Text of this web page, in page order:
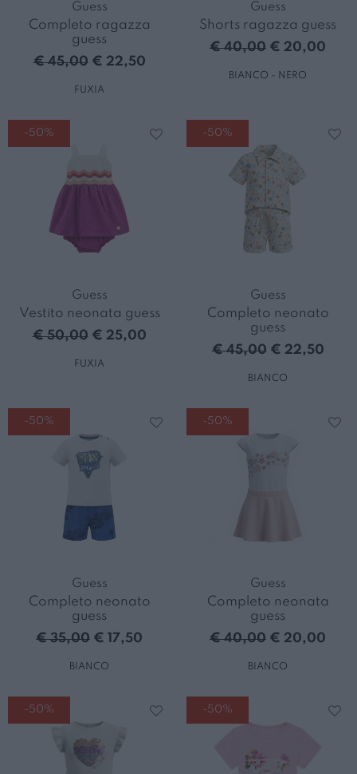
Guess
Completo ragazza
guess
€ 45,00 € 22,50
FUXIA
Guess
Shorts ragazza guess
€ 40,00 € 20,00
BIANCO - NERO
-50%
Guess
Vestito neonata guess
€ 50,00 € 25,00
FUXIA
-50%
Guess
Completo neonato
guess
€ 45,00 € 22,50
BIANCO
-50%
Guess
Completo neonato
guess
€ 35,00 € 17,50
BIANCO
-50%
Guess
Completo neonata
guess
€ 40,00 € 20,00
BIANCO
-50% -50%